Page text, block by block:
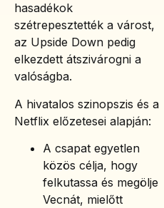
hasadékok
szétrepesztették a várost,
az Upside Down pedig
elkezdett átszivárogni a
valóságba.
A hivatalos szinopszis és a
Netflix előzetesei alapján:
A csapat egyetlen
közös célja, hogy
felkutassa és megölje
Vecnát, mielőtt